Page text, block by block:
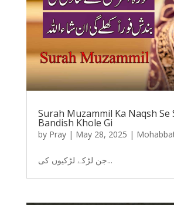
Surah Muzammil Ka Naqsh Se
Bandish Khole Gi
by Pray| May 28, 2025 |
جن لڑکے لڑکیوں کی...